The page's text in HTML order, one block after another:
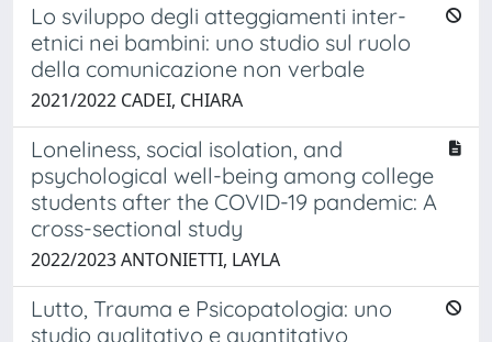
Lo sviluppo degli atteggiamenti inter-
etnici nei bambini: uno studio sul ruolo
della comunicazione non verbale
2021/2022 CADEI, CHIARA
Loneliness, social isolation, and
psychological well-being among college
students after the COVID-19 pandemic: A
cross-sectional study
2022/2023 ANTONIETTI, LAYLA
Lutto, Trauma e Psicopatologia: uno
studio qualitativo e quantitativo